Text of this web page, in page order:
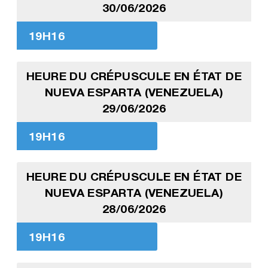
30/06/2026
19H16
HEURE DU CRÉPUSCULE EN ÉTAT DE
NUEVA ESPARTA (VENEZUELA)
29/06/2026
19H16
HEURE DU CRÉPUSCULE EN ÉTAT DE
NUEVA ESPARTA (VENEZUELA)
28/06/2026
19H16